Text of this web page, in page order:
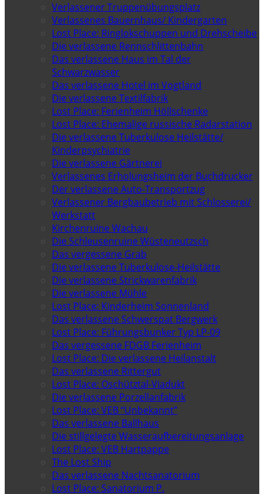
Verlassener Truppenübungsplatz
Verlassenes Bauernhaus/ Kindergarten
Lost Place: Ringlokschuppen und Drehscheibe
Die verlassene Rennschlittenbahn
Das verlassene Haus im Tal der
Schwarzwasser
Das verlassene Hotel im Vogtland
Die verlassene Textilfabrik
Lost Place: Ferienheim Höllschenke
Lost Place: Ehemalige russische Radarstation
Die verlassene Tuberkulose Heilstätte/
Kinderpsychiatrie
Die verlassene Gärtnerei
Verlassenes Erholungsheim der Buchdrucker
Der verlassene Auto-Transportzug
Verlassener Bergbaubetrieb mit Schlosserei/
Werkstatt
Kirchenruine Wachau
Die Schleusenruine Wüsteneutzsch
Das vergessene Grab
Die verlassene Tuberkulose-Heilstätte
Die verlassene Strickwarenfabrik
Die verlassene Mühle
Lost Place: Kinderheim Sonnenland
Das verlassene Schwerspat Bergwerk
Lost Place: Führungsbunker Typ LP-09
Das vergessene FDGB Ferienheim
Lost Place: Die verlassene Heilanstalt
Das verlassene Rittergut
Lost Place: Oschütztal-Viadukt
Die verlassene Porzellanfabrik
Lost Place: VEB “Unbekannt”
Das verlassene Ballhaus
Die stillgelegte Wasseraufbereitungsanlage
Lost Place: VEB Hartpappe
The Lost Ship
Das verlassene Nachtsanatorium
Lost Place: Sanatorium P.